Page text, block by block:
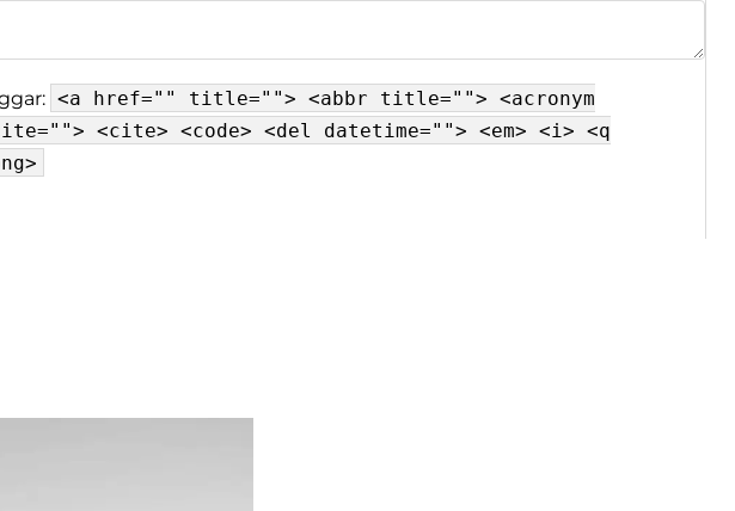
<a href="" title=""> <abbr title=""> <acronym
<cite> <code> <del datetime=""> <em> <i> <q